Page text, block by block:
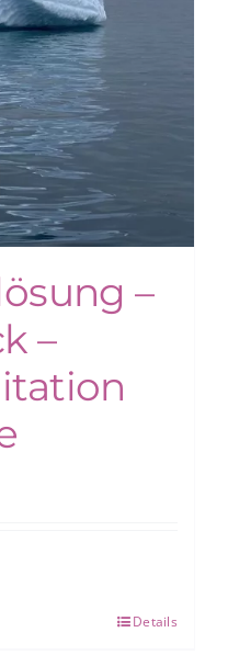
–
–
Details